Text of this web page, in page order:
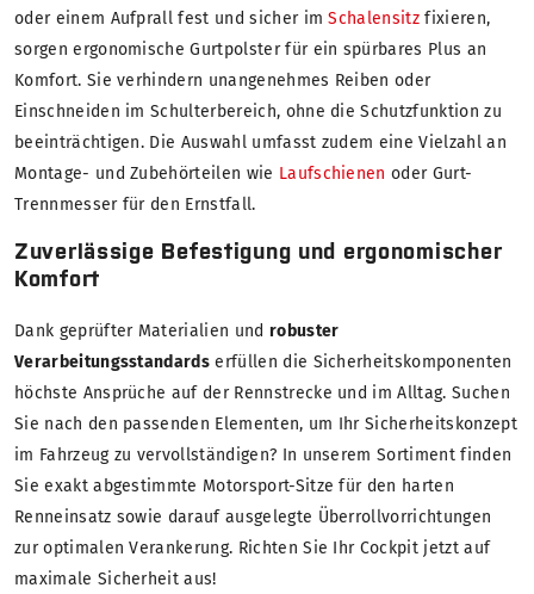
oder einem Aufprall fest und sicher imSchalensitz fixieren,
sorgen ergonomische Gurtpolster für ein spürbares Plus an
Komfort. Sie verhindern unangenehmes Reiben oder
Einschneiden im Schulterbereich, ohne die Schutzfunktion zu
beeinträchtigen. Die Auswahl umfasst zudem eine Vielzahl an
Montage- und Zubehörteilen wie Laufschienen oder Gurt-
Trennmesser für den Ernstfall.
Zuverlässige Befestigung und ergonomischer
Komfort
Dank geprüfter Materialien und robuster
Verarbeitungsstandards erfüllen die Sicherheitskomponenten
höchste Ansprüche auf der Rennstrecke und im Alltag. Suchen
Sie nach den passenden Elementen, um Ihr Sicherheitskonzept
im Fahrzeug zu vervollständigen? In unserem Sortiment finden
Sie exakt abgestimmte Motorsport-Sitze für den harten
Renneinsatz sowie darauf ausgelegte Überrollvorrichtungen
zur optimalen Verankerung. Richten Sie Ihr Cockpit jetzt auf
maximale Sicherheit aus!